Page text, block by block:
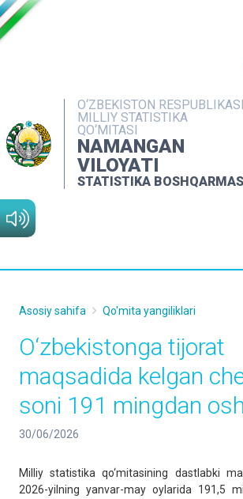
O‘ZBEKISTON RESPUBLIKASI
MILLIY STATISTIKA
QO‘MITASI
NAMANGAN
VILOYATI
STATISTIKA
NASHRLAR
INTERAKTIV XIZMATLAR
MATBUOT XIZMATI
MUROJAATLAR
Asosiy sahifa Qo'mita yangiliklari
O‘zbekistonga tijorat
maqsadida kelgan
soni 191 mingdan
30/06/2026
Milliy statistika qo‘mitasining dastlabki
2026-yilning yanvar-may oylarida 191,5